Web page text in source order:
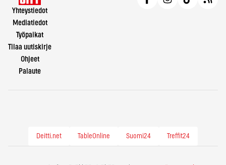
Yhteystiedot
Mediatiedot
Työpaikat
Tilaa uutiskirje
Ohjeet
Palaute
Deitti.net TableOnline Suomi24 Treffit24